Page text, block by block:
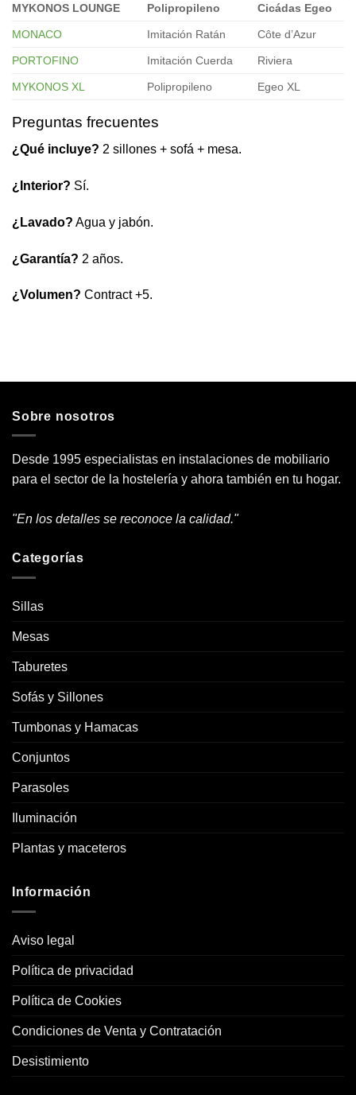
MYKONOS LOUNGE
Polipropileno Cicádas Egeo
MONACO Imitación Ratán Côte d’Azur
PORTOFINO Imitación Cuerda Riviera
MYKONOS XL Polipropileno Egeo XL
Preguntas frecuentes
¿Qué incluye? 2 sillones + sofá + mesa.
¿Interior? Sí.
¿Lavado? Agua y jabón.
¿Garantía? 2 años.
¿Volumen? Contract +5.
Sobre nosotros
Desde 1995 especialistas en instalaciones de mobiliario
para el sector de la hostelería y ahora también en tu hogar.
"En los detalles se reconoce la calidad."
Categorías
Sillas
Mesas
Taburetes
Sofás y Sillones
Tumbonas y Hamacas
Conjuntos
Parasoles
Iluminación
Plantas y maceteros
Información
Aviso legal
Política de privacidad
Política de Cookies
Condiciones de Venta y Contratación
Desistimiento